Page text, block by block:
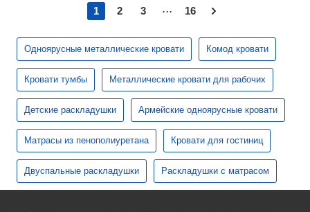
1 2 3 ... 16
Одноярусные металлические кровати Комод кровати
Кровати тумбы Металлические кровати для рабочих
Детские раскладушки Армейские одноярусные кровати
Матрасы из пенополиуретана Кровати для гостиниц
Двуспальные раскладушки Раскладушки с матрасом